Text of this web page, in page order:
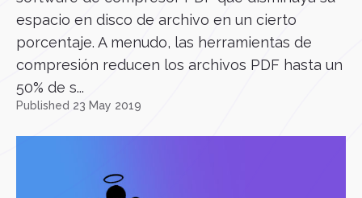
espacio en disco de archivo en un cierto
porcentaje. A menudo, las herramientas de
compresión reducen los archivos PDF hasta un
50% de s...
Published 23 May 2019